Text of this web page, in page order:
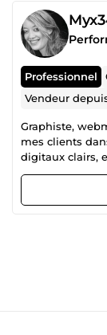
Professionnel
Vendeur
Graphiste,
mes clients
digitaux clairs,
de plusieurs
quotidienne,
en garantissant